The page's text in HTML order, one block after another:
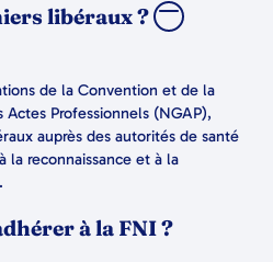
libéraux ?
de la Convention et de la
Professionnels (NGAP),
auprès des autorités de santé
reconnaissance et à la
à la FNI ?